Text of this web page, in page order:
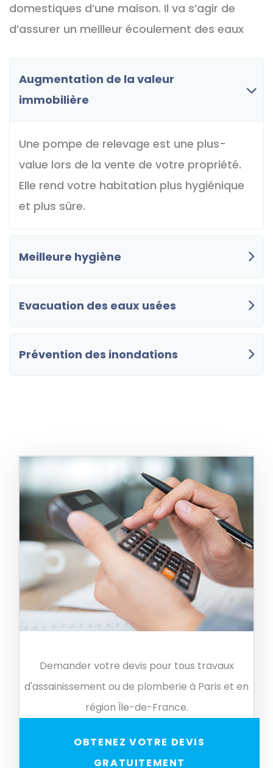
domestiques d’une maison. Il va s’agir de
d’assurer un meilleur écoulement des eaux
Augmentation de la valeur
immobilière
Une pompe de relevage est une plus-
value lors de la vente de votre propriété.
Elle rend votre habitation plus hygiénique
et plus sûre.
Meilleure hygiène
Evacuation des eaux usées
Prévention des inondations
Demander votre devis pour tous travaux
d'assainissement ou de plomberie à Paris et en
région Île-de-France.
OBTENEZ VOTRE DEVIS
GRATUITEMENT